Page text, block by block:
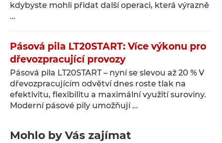
kdybyste mohli přidat další operaci, která výrazně
…
Pásová pila LT20START: Více výkonu pro
dřevozpracující provozy
Pásová pila LT20START – nyní se slevou až 20 % V
dřevozpracujícím odvětví dnes roste tlak na
efektivitu, flexibilitu a maximální využití suroviny.
Moderní pásové pily umožňují …
Mohlo by Vás zajímat